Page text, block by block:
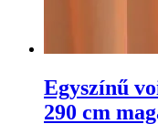
Egyszínű
290 cm